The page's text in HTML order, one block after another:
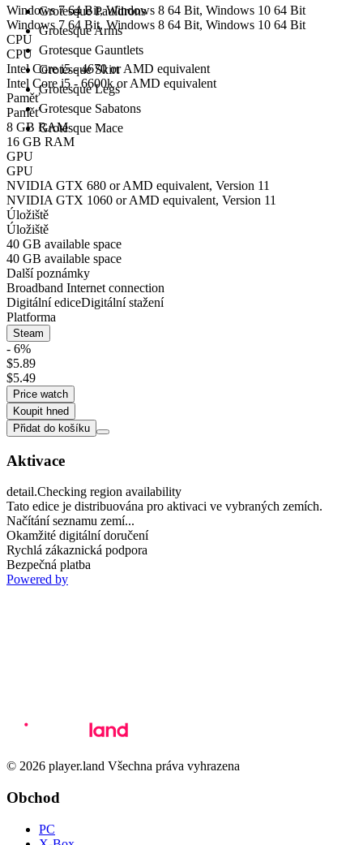
Grotesque Pauldrons
Grotesque Arms
Grotesque Gauntlets
Grotesque Skirt
Grotesque Legs
Grotesque Sabatons
Grotesque Mace
Windows 7 64 Bit, Windows 8 64 Bit, Windows 10 64 Bit
Windows 7 64 Bit, Windows 8 64 Bit, Windows 10 64 Bit
CPU
CPU
Intel Core i5 - 4670 or AMD equivalent
Intel Core i5 - 6600k or AMD equivalent
Paměť
Paměť
8 GB RAM
16 GB RAM
GPU
GPU
NVIDIA GTX 680 or AMD equivalent, Version 11
NVIDIA GTX 1060 or AMD equivalent, Version 11
Úložiště
Úložiště
40 GB available space
40 GB available space
Další poznámky
Broadband Internet connection
Digitální ediceDigitální stažení
Platforma
Steam
- 6%
$5.89
$5.49
Price watch
Koupit hned
Přidat do košíku
Aktivace
detail.Checking region availability
Tato edice je distribuována pro aktivaci ve vybraných zemích.
Načítání seznamu zemí...
Okamžité digitální doručení
Rychlá zákaznická podpora
Bezpečná platba
Powered by
© 2026 player.land Všechna práva vyhrazena
Obchod
PC